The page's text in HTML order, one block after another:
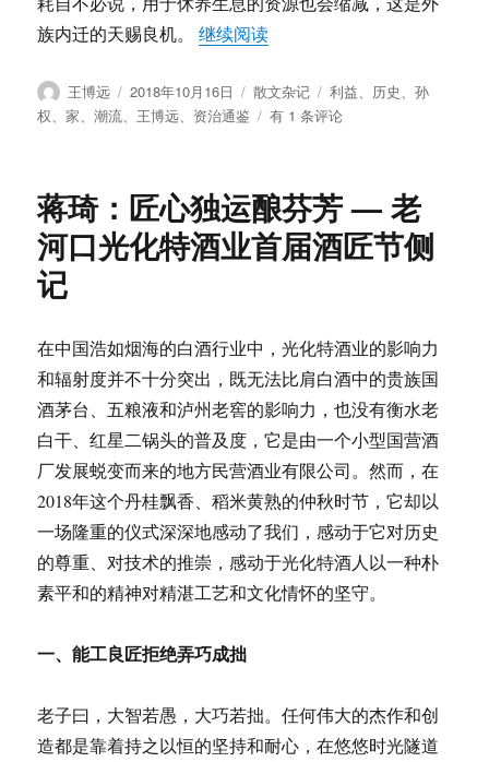
历
史
件
族内迁的天赐良机。继续阅读“王博远：从孙权割据的历
作
者
王博远
发
布
2018年10月16日
分
类
散文杂记
标
签
利益 历史 、孙
权 、家 、潮流 王博远 资治通鉴
王
孙
权
割
史
国
家
利
益
与
历
史
流
有 1 条评论
蒋琦：匠心独运酿芬芳 — 老
河口光化特酒业首届酒匠节侧
记
在中国浩如烟海的白酒行业中，光化特酒业的影响力
和辐射度并不十分突出，既无法比肩白酒中的贵族国
酒茅台、五粮液和泸州老窖的影响力，也没有衡水老
白干、红星二锅头的普及度，它是由一个小型国营酒
厂发展蜕变而来的地方民营酒业有限公司。然而，在
2018年这个丹桂飘香、稻米黄熟的仲秋时节，它却以
一场隆重的仪式深深地感动了我们，感动于它对历史
的尊重、对技术的推崇，感动于光化特酒人以一种朴
素平和的精神对精湛工艺和文化情怀的坚守。
一、能工良匠拒绝弄巧成拙
老子曰，大智若愚，大巧若拙。任何伟大的杰作和创
造都是靠着持之以恒的坚持和耐心，在悠悠时光隧道